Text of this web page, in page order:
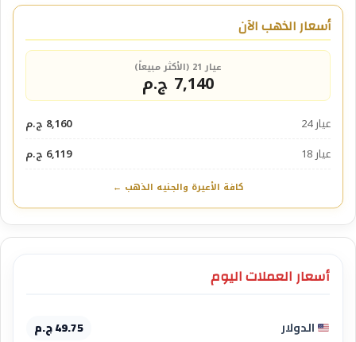
أسعار الذهب الآن
عيار 21 (الأكثر مبيعاً)
7,140 ج.م
عيار 24
8,160 ج.م
عيار 18
6,119 ج.م
كافة الأعيرة والجنيه الذهب ←
أسعار العملات اليوم
الدولار 49.75 ج.م